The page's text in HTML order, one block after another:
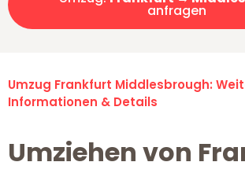
anfragen
Umzug Frankfurt Middlesbrough:
Informationen & Details
Umziehen von